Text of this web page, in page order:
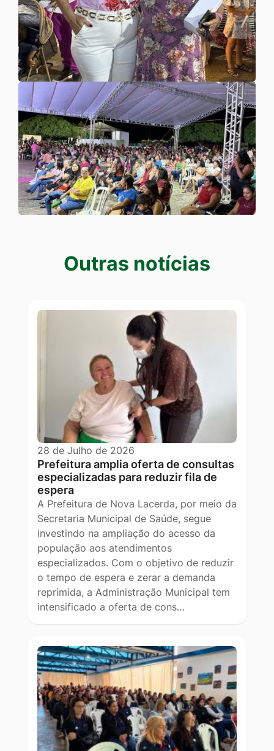
Outras notícias
Outras notícias
28 de Julho de 2026
Prefeitura amplia oferta de consultas
especializadas para reduzir fila de
espera
A Prefeitura de Nova Lacerda, por meio da
Secretaria Municipal de Saúde, segue
investindo na ampliação do acesso da
população aos atendimentos
especializados. Com o objetivo de reduzir
o tempo de espera e zerar a demanda
reprimida, a Administração Municipal tem
intensificado a oferta de cons…